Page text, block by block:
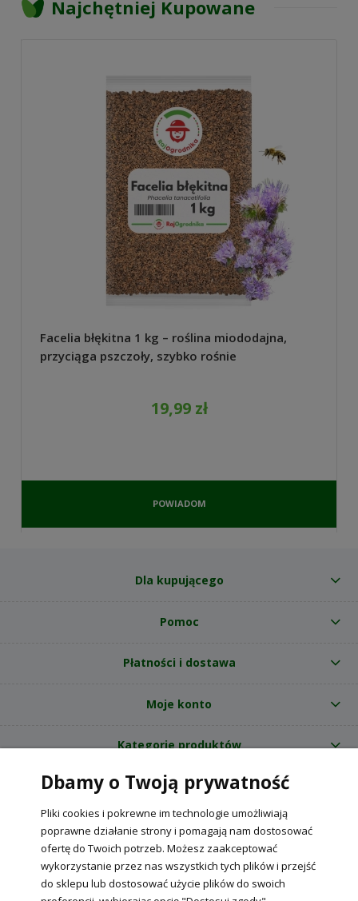
Najchętniej Kupowane
Facelia błękitna 1 kg – roślina miododajna,
przyciąga pszczoły, szybko rośnie
19,99 zł
POWIADOM
DOSTĘPNOŚCI
Dla kupującego
Pomoc
Płatności i dostawa
Moje konto
Kategorie produktów
O nas
Internetowy sklep ogrodniczy z nasionami RajOgrodnika.pl
NIP: 6090037061, REGON: 260240470 | Czarnca, ul. Tęczowa 31, 29-100
Włoszczowa
Dbamy o Twoją prywatność
Pliki cookies i pokrewne im technologie umożliwiają
poprawne działanie strony i pomagają nam dostosować
ofertę do Twoich potrzeb. Możesz zaakceptować
wykorzystanie przez nas wszystkich tych plików i przejść
do sklepu lub dostosować użycie plików do swoich